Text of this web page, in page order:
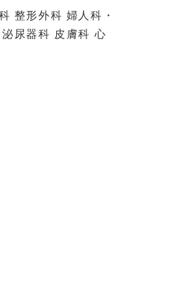
整形外科 婦人科・
尿器科 皮膚科 心